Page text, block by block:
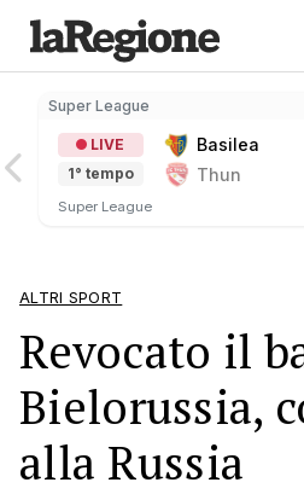
Super League
LIVE
1° tempo
Basilea
Thun
Super League
ALTRI SPORT
Revocato il
Bielorussia,
alla Russia